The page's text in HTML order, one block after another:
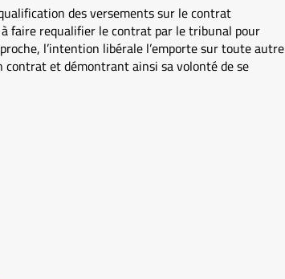
des versements sur le contrat
faire requalifier le contrat par le tribunal pour
l’intention libérale l’emporte sur toute autre
contrat et démontrant ainsi sa volonté de se